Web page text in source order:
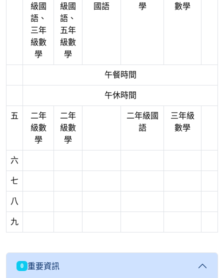
級國
語、
三年
級數
學
級國
語、
五年
級數
學
國語
學
數學
午餐時間
午休時間
五
二年
級數
學
二年
級數
學
二年級國
語
三年級
數學
六
七
八
九
0 重要資訊